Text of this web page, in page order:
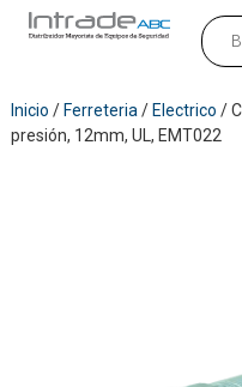
Inicio / Ferreteria / Electrico /
presión, 12mm, UL, EMT022